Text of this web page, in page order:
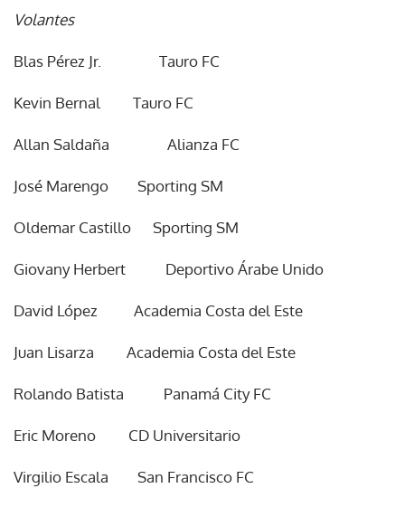
Volantes
Blas Pérez Jr. Tauro FC
Kevin Bernal Tauro FC
Allan Saldaña Alianza FC
José Marengo Sporting SM
Oldemar Castillo Sporting SM
Giovany Herbert Deportivo Árabe Unido
David López Academia Costa del Este
Juan Lisarza Academia Costa del Este
Rolando Batista Panamá City FC
Eric Moreno CD Universitario
Virgilio Escala San Francisco FC